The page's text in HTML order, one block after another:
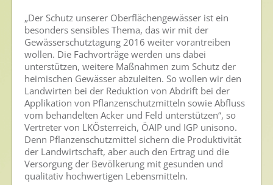
Veranstaltungen & Aktionen
Presse
Pressemitteilungen
Pressebilder
Pressemappe
Pressekontakt
Mediathek
„Der Schutz unserer Oberflächengewässer ist ein
besonders sensibles Thema, das wir mit der
Gewässerschutztagung 2016 weiter vorantreiben
wollen. Die Fachvorträge werden uns dabei
unterstützen, weitere Maßnahmen zum Schutz der
heimischen Gewässer abzuleiten. So wollen wir den
Landwirten bei der Reduktion von Abdrift bei der
Applikation von Pflanzenschutzmitteln sowie Abfluss
vom behandelten Acker und Feld unterstützen“, so
Vertreter von LKÖsterreich, ÖAIP und IGP unisono.
Denn Pflanzenschutzmittel sichern die Produktivität
der Landwirtschaft, aber auch den Ertrag und die
Versorgung der Bevölkerung mit gesunden und
qualitativ hochwertigen Lebensmitteln.